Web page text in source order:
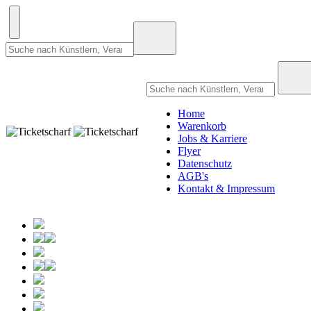
Home
Warenkorb
Jobs & Karriere
Flyer
Datenschutz
AGB's
Kontakt & Impressum